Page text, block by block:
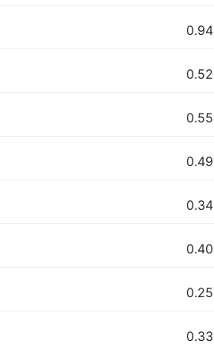
0.94
0.52
0.55
0.49
0.34
0.40
0.25
0.33